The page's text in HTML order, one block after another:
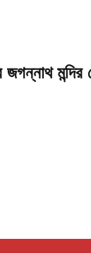
জগন্নাথ